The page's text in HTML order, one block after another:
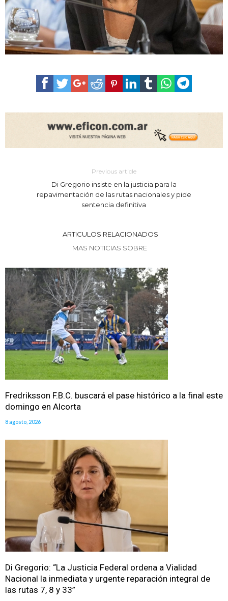
Previous article
Di Gregorio insiste en la justicia para la
repavimentación de las rutas nacionales y pide
sentencia definitiva
ARTICULOS RELACIONADOS
MAS NOTICIAS SOBRE
Fredriksson F.B.C. buscará el pase histórico a la final este
domingo en Alcorta
8 agosto, 2026
Di Gregorio: “La Justicia Federal ordena a Vialidad
Nacional la inmediata y urgente reparación integral de
las rutas 7, 8 y 33”